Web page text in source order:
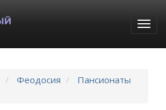
Феодосия
Пансионаты